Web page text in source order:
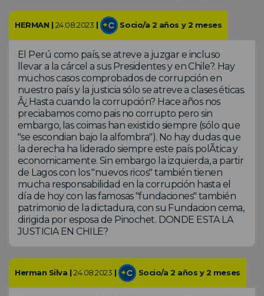
HERMAN | 24.08.2023 | Socio/a 2 años y 2 meses
El Perú como país, se atreve a juzgar e incluso
llevar a la cárcel a sus Presidentes y en Chile?. Hay
muchos casos comprobados de corrupción en
nuestro país y la justicia sólo se atreve a clases éticas.
Â¿Hasta cuando la corrupción? Hace años nos
preciabamos como pais no corrupto pero sin
embargo, las coimas han existido siempre (sólo que
"se escondian bajo la alfombra"). No hay dudas que
la derecha ha liderado siempre este país polÃtica y
economicamente. Sin embargo la izquierda, a partir
de Lagos con los "nuevos ricos" también tienen
mucha responsabilidad en la corrupción hasta el
día de hoy con las famosas "fundaciones" también
patrimonio de la dictadura, con su Fundacion cema,
dirigida por esposa de Pinochet. DONDE ESTA LA
JUSTICIA EN CHILE?
Herman Silva |24.08.2023 | Socio/a 2 años y 2 meses